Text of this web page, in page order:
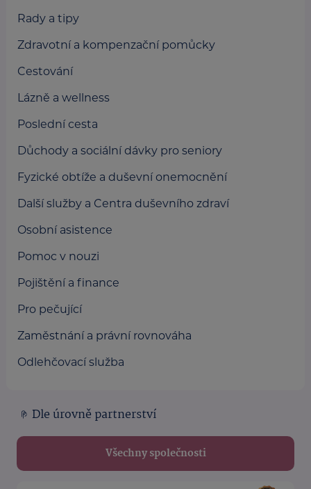
Rady a tipy
Zdravotní a kompenzační pomůcky
Cestování
Lázně a wellness
Poslední cesta
Důchody a sociální dávky pro seniory
Fyzické obtíže a duševní onemocnění
Další služby a Centra duševního zdraví
Osobní asistence
Pomoc v nouzi
Pojištění a finance
Pro pečující
Zaměstnání a právní rovnováha
Odlehčovací služba
Dle úrovně partnerství
Všechny společnosti